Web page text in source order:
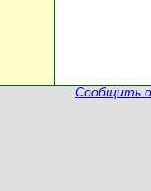
Сообщить о